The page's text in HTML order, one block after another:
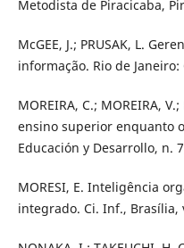
Metodista de Piracicaba,
McGEE, J.; PRUSAK, L.
informação. Rio de Janeiro:
MOREIRA, C.; MOREIRA,
ensino superior enquanto
Educación y Desarrollo, n.
MORESI, E. Inteligência
integrado. Ci. Inf., Brasília,